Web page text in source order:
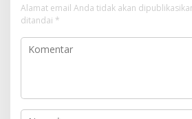
Alamat email Anda tidak akan
ditandai *